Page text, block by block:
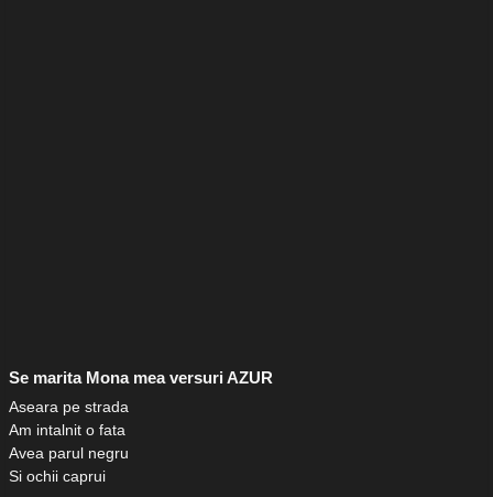
Se marita Mona mea versuri AZUR
Aseara pe strada
Am intalnit o fata
Avea parul negru
Si ochii caprui